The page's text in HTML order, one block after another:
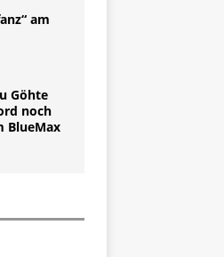
am
Göhte
noch
BlueMax